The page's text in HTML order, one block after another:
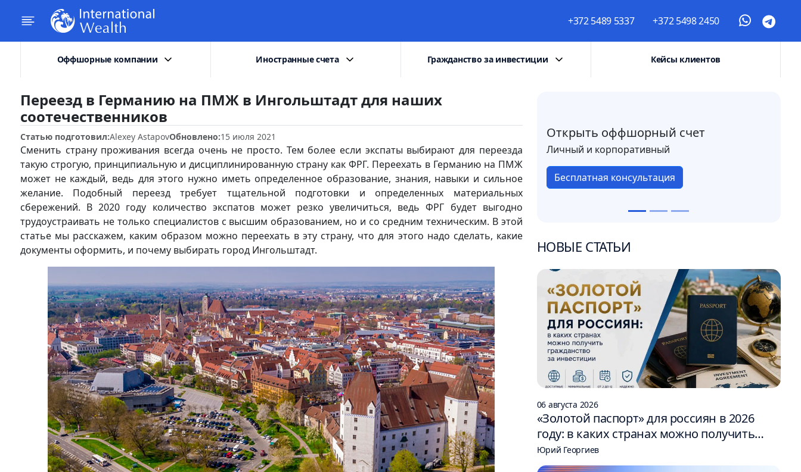
+372 5489 5337 +372 5498 2450
Оффшорные компании Иностранные счета Гражданство за инвестиции Кейсы клиентов
Переезд в Германию на ПМЖ в Ингольштадт для наших
соотечественников
Статью подготовил:Alexey AstapovОбновлено:15 июля 2021
Сменить страну проживания всегда очень не просто. Тем более если экспаты выбирают для переезда
такую строгую, принципиальную и дисциплинированную страну как ФРГ. Переехать в Германию на ПМЖ
может не каждый, ведь для этого нужно иметь определенное образование, знания, навыки и сильное
желание. Подобный переезд требует тщательной подготовки и определенных материальных
сбережений. В 2020 году количество экспатов может резко увеличиться, ведь ФРГ будет выгодно
трудоустраивать не только специалистов с высшим образованием, но и со средним техническим. В этой
статье мы расскажем, каким образом можно переехать в эту страну, что для этого надо сделать, какие
документы оформить, и почему выбирать город Ингольштадт.
Открыть оффшорный счет
Личный и корпоративный
Бесплатная консультация
НОВЫЕ СТАТЬИ
06 августа 2026
«Золотой паспорт» для россиян в 2026
году: в каких странах можно получить
гражданство за инвестиции
Юрий Георгиев